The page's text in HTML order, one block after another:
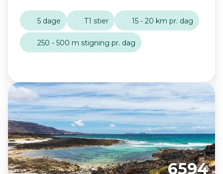
5 dage T1 stier 15 - 20 km pr. dag
250 - 500 m stigning pr. dag
6594